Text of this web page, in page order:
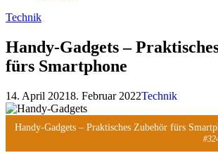
Technik
Handy-Gadgets –
fürs Smartphone
14. April 20218. Februar 2022Technik
Handy-Gadgets – Praktisches Zubehör fürs